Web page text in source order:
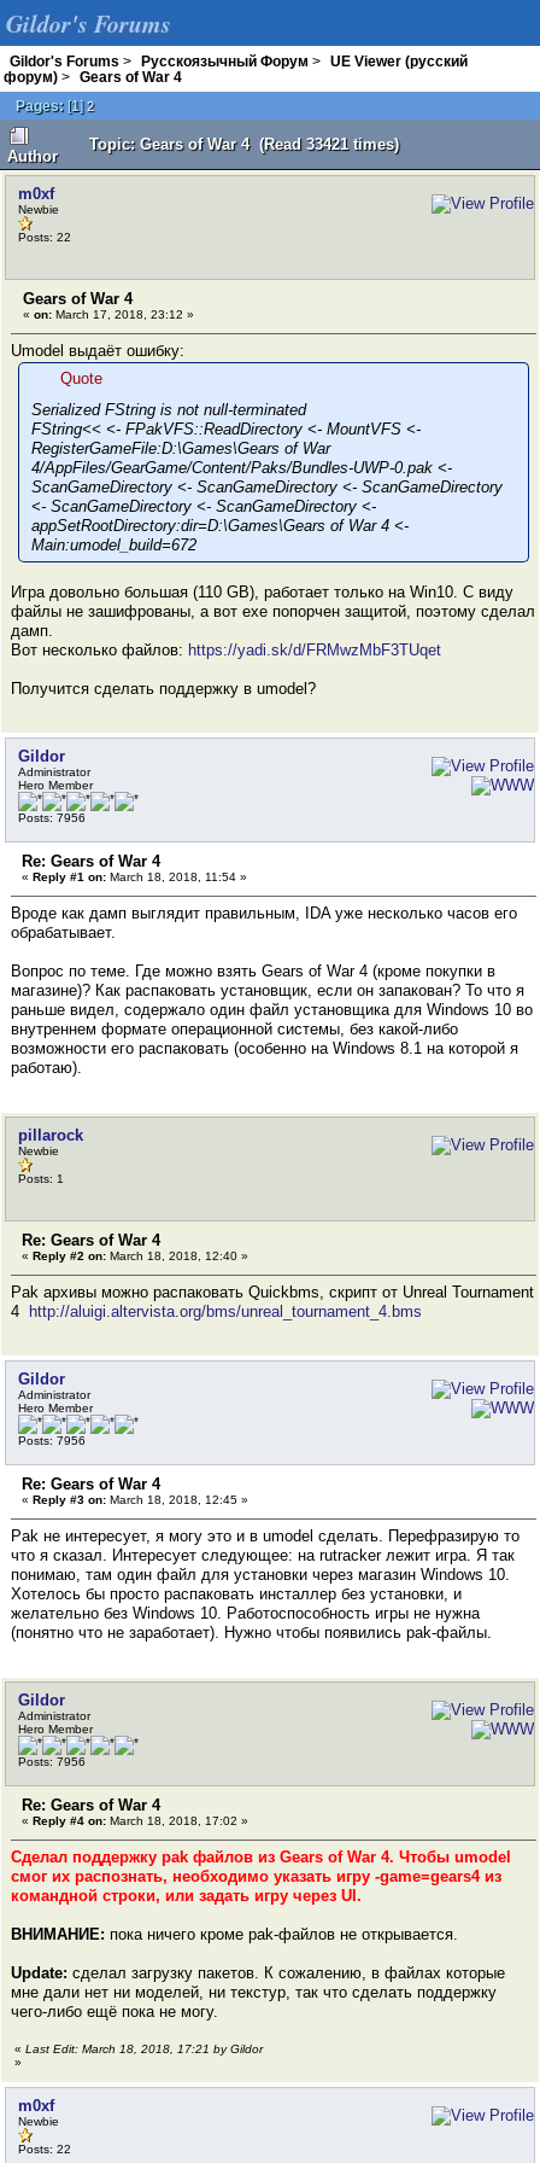
Gildor's Forums
Gildor's Forums > Русскоязычный Форум >
UE Viewer (русский
форум) >
Gears of War 4
Pages: [1]2
Author
Topic: Gears of War 4 (Read 33421 times)
m0xf
Newbie
Posts: 22
Gears of War 4
« on: March 17, 2018, 23:12 »
Umodel выдаёт ошибку:
Quote
Serialized FString is not null-terminated
FString<< <- FPakVFS::ReadDirectory <- MountVFS <-
RegisterGameFile:D:\Games\Gears of War
4/AppFiles/GearGame/Content/Paks/Bundles-UWP-0.pak <-
ScanGameDirectory <- ScanGameDirectory <- ScanGameDirectory
<- ScanGameDirectory <- ScanGameDirectory <-
appSetRootDirectory:dir=D:\Games\Gears of War 4 <-
Main:umodel_build=672
Игра довольно большая (110 GB), работает только на Win10. С виду
файлы не зашифрованы, а вот exe попорчен защитой, поэтому сделал
дамп.
Вот несколько файлов: https://yadi.sk/d/FRMwzMbF3TUqet
Получится сделать поддержку в umodel?
Gildor
Administrator
Hero Member
Posts: 7956
Re: Gears of War 4
« Reply #1 on: March 18, 2018, 11:54 »
Вроде как дамп выглядит правильным, IDA уже несколько часов его
обрабатывает.
Вопрос по теме. Где можно взять Gears of War 4 (кроме покупки в
магазине)? Как распаковать установщик, если он запакован? То что я
раньше видел, содержало один файл установщика для Windows 10 во
внутреннем формате операционной системы, без какой-либо
возможности его распаковать (особенно на Windows 8.1 на которой я
работаю).
pillarock
Newbie
Posts: 1
Re: Gears of War 4
« Reply #2 on: March 18, 2018, 12:40 »
Pak архивы можно распаковать Quickbms, скрипт от Unreal Tournament
4
http://aluigi.altervista.org/bms/unreal_tournament_4.bms
Gildor
Administrator
Hero Member
Posts: 7956
Re: Gears of War 4
« Reply #3 on: March 18, 2018, 12:45 »
Pak не интересует, я могу это и в umodel сделать. Перефразирую то
что я сказал. Интересует следующее: на rutracker лежит игра. Я так
понимаю, там один файл для установки через магазин Windows 10.
Хотелось бы просто распаковать инсталлер без установки, и
желательно без Windows 10. Работоспособность игры не нужна
(понятно что не заработает). Нужно чтобы появились pak-файлы.
Gildor
Administrator
Hero Member
Posts: 7956
Re: Gears of War 4
« Reply #4 on: March 18, 2018, 17:02 »
Сделал поддержку pak файлов из Gears of War 4. Чтобы umodel
смог их распознать, необходимо указать игру -game=gears4 из
командной строки, или задать игру через UI.
ВНИМАНИЕ: пока ничего кроме pak-файлов не открывается.
Update: сделал загрузку пакетов. К сожалению, в файлах которые
мне дали нет ни моделей, ни текстур, так что сделать поддержку
чего-либо ещё пока не могу.
« Last Edit: March 18, 2018, 17:21 by Gildor
»
m0xf
Newbie
Posts: 22